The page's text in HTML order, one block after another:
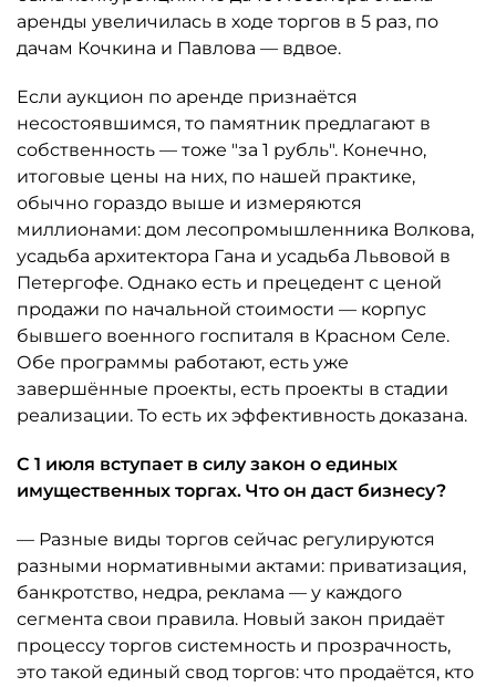
аренды увеличилась в ходе торгов в 5 раз, по
дачам Кочкина и Павлова — вдвое.
Если аукцион по аренде признаётся
несостоявшимся, то памятник предлагают в
собственность — тоже "за 1 рубль". Конечно,
итоговые цены на них, по нашей практике,
обычно гораздо выше и измеряются
миллионами: дом лесопромышленника Волкова,
усадьба архитектора Гана и усадьба Львовой в
Петергофе. Однако есть и прецедент с ценой
продажи по начальной стоимости — корпус
бывшего военного госпиталя в Красном Селе.
Обе программы работают, есть уже
завершённые проекты, есть проекты в стадии
реализации. То есть их эффективность доказана.
С 1 июля вступает в силу закон о единых
имущественных торгах. Что он даст бизнесу?
— Разные виды торгов сейчас регулируются
разными нормативными актами: приватизация,
банкротство, недра, реклама — у каждого
сегмента свои правила. Новый закон придаёт
процессу торгов системность и прозрачность,
это такой единый свод торгов: что продаётся, кто